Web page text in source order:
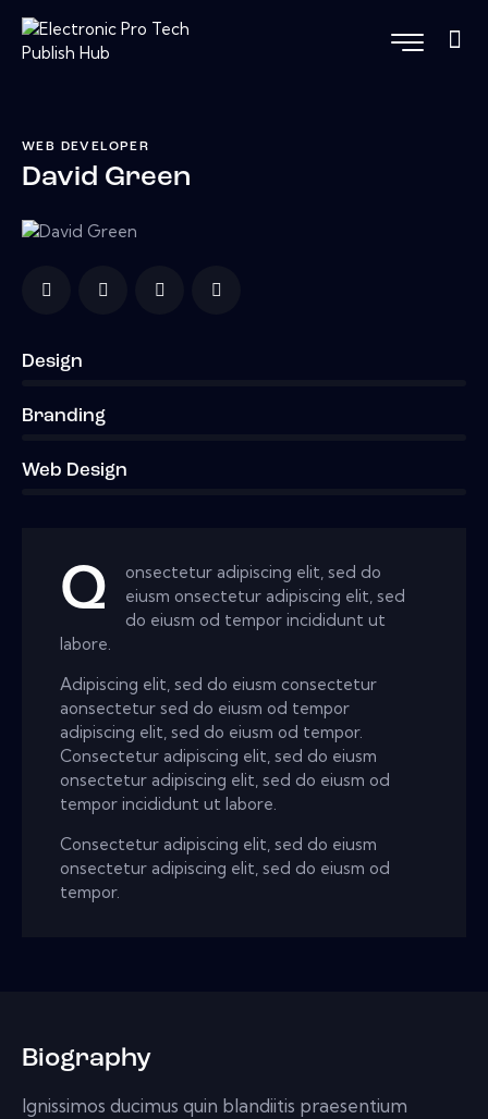
WEB DEVELOPER
David Green
Design
Branding
Web Design
Q
onsectetur adipiscing elit, sed do
eiusm onsectetur adipiscing elit, sed
do eiusm od tempor incididunt ut
labore.
Adipiscing elit, sed do eiusm consectetur
aonsectetur sed do eiusm od tempor
adipiscing elit, sed do eiusm od tempor.
Consectetur adipiscing elit, sed do eiusm
onsectetur adipiscing elit, sed do eiusm od
tempor incididunt ut labore.
Consectetur adipiscing elit, sed do eiusm
onsectetur adipiscing elit, sed do eiusm od
tempor.
Biography
Ignissimos ducimus quin blandiitis praesentium